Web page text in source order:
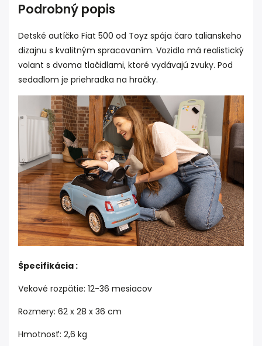
Podrobný popis
Detské autíčko Fiat 500 od Toyz spája čaro talianskeho
dizajnu s kvalitným spracovaním. Vozidlo má realistický
volant s dvoma tlačidlami, ktoré vydávajú zvuky. Pod
sedadlom je priehradka na hračky.
Špecifikácia :
Vekové rozpätie: 12-36 mesiacov
Rozmery: 62 x 28 x 36 cm
Hmotnosť: 2,6 kg